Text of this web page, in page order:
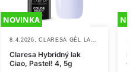
GÉLY
NOVINKA
8.4.2026 ,CLARESA GÉL LAKY NOVINKY
Claresa Hybridný lak
Ciao, Pastel! 4, 5g